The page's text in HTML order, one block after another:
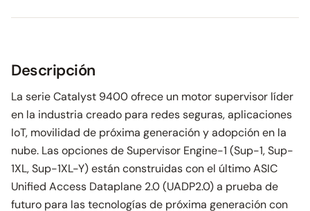
Descripción
La serie Catalyst 9400 ofrece un motor supervisor líder
en la industria creado para redes seguras, aplicaciones
IoT, movilidad de próxima generación y adopción en la
nube. Las opciones de Supervisor Engine-1 (Sup-1, Sup-
1XL, Sup-1XL-Y) están construidas con el último ASIC
Unified Access Dataplane 2.0 (UADP2.0) a prueba de
futuro para las tecnologías de próxima generación con